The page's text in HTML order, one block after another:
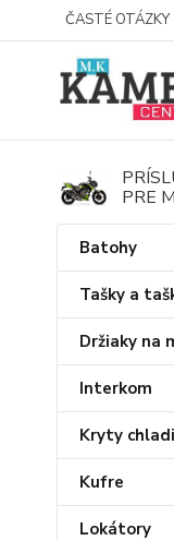
ČASTÉ OTÁZKY
PRE
Batohy
Tašky a
Držiaky na
Interkom
Kryty
Kufre
Lokátory